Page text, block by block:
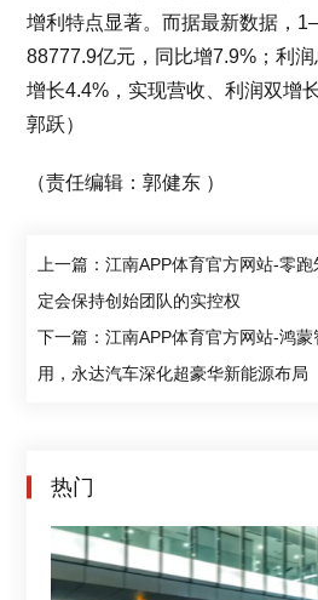
增利特点显著。而据最新数据，
88777.9亿元，同比增7.9%；利
增长4.4%，实现营收、利润双增
郭跃）
（责任编辑：郭健东 ）
上一篇：江南APP体育官方网站-零
定会保持创始团队的实控权
下一篇：江南APP体育官方网站-鸿
用，永达汽车深化超豪华新能源布局
热门